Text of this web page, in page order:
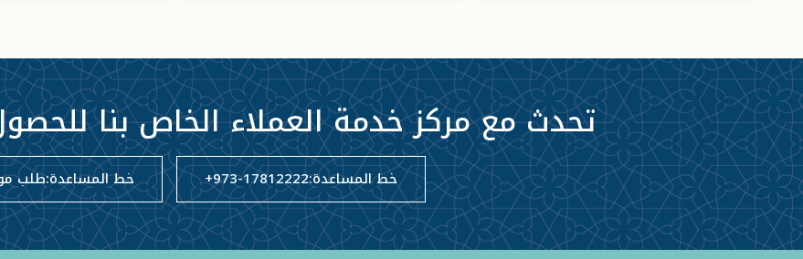
تحدث مع مركز خدمة العملاء الخاص بنا
خط المساعدة:+973-17812222 خط المساعدة:طلب